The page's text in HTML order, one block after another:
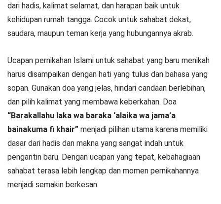
dari hadis, kalimat selamat, dan harapan baik untuk
kehidupan rumah tangga. Cocok untuk sahabat dekat,
saudara, maupun teman kerja yang hubungannya akrab.
Ucapan pernikahan Islami untuk sahabat yang baru menikah
harus disampaikan dengan hati yang tulus dan bahasa yang
sopan. Gunakan doa yang jelas, hindari candaan berlebihan,
dan pilih kalimat yang membawa keberkahan. Doa
“Barakallahu laka wa baraka ‘alaika wa jama’a
bainakuma fi khair” menjadi pilihan utama karena memiliki
dasar dari hadis dan makna yang sangat indah untuk
pengantin baru. Dengan ucapan yang tepat, kebahagiaan
sahabat terasa lebih lengkap dan momen pernikahannya
menjadi semakin berkesan.